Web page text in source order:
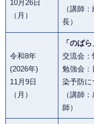
10月26日
（月）
（講師
長）
令和8年
(2026年)
11月9日
（月）
「のば
交流会
勉強会
染予防に
（講師
師）